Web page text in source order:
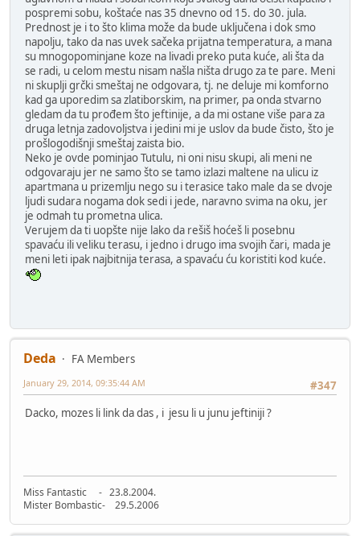
pospremi sobu, koštaće nas 35 dnevno od 15. do 30. jula.
Prednost je i to što klima može da bude uključena i dok smo
napolju, tako da nas uvek sačeka prijatna temperatura, a mana
su mnogopominjane koze na livadi preko puta kuće, ali šta da
se radi, u celom mestu nisam našla ništa drugo za te pare. Meni
ni skuplji grčki smeštaj ne odgovara, tj. ne deluje mi komforno
kad ga uporedim sa zlatiborskim, na primer, pa onda stvarno
gledam da tu prođem što jeftinije, a da mi ostane više para za
druga letnja zadovoljstva i jedini mi je uslov da bude čisto, što je
prošlogodišnji smeštaj zaista bio.
Neko je ovde pominjao Tutulu, ni oni nisu skupi, ali meni ne
odgovaraju jer ne samo što se tamo izlazi maltene na ulicu iz
apartmana u prizemlju nego su i terasice tako male da se dvoje
ljudi sudara nogama dok sedi i jede, naravno svima na oku, jer
je odmah tu prometna ulica.
Verujem da ti uopšte nije lako da rešiš hoćeš li posebnu
spavaću ili veliku terasu, i jedno i drugo ima svojih čari, mada je
meni leti ipak najbitnija terasa, a spavaću ću koristiti kod kuće.
Deda
FA Members
#347
January 29, 2014, 09:35:44 AM
Dacko, mozes li link da das , i jesu li u junu jeftiniji ?
Miss Fantastic - 23.8.2004.
Mister Bombastic- 29.5.2006